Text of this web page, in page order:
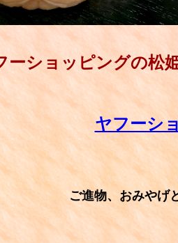
ーショッピングの松
ヤフーシ
ご進物、おみやげ